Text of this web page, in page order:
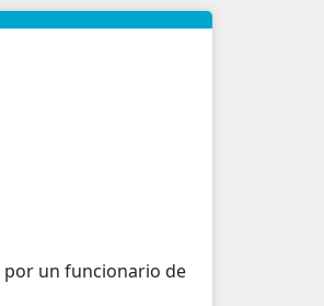
por un funcionario de